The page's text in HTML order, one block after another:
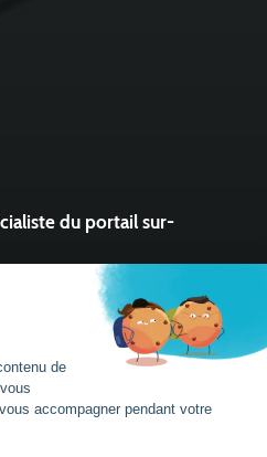
du portail sur-
portail de votre entreprise ?
un service et des outils qui